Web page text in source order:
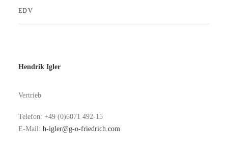
EDV
Hendrik Igler
Vertrieb
Telefon: +49 (0)6071 492-15
E-Mail: h-igler@g-o-friedrich.com